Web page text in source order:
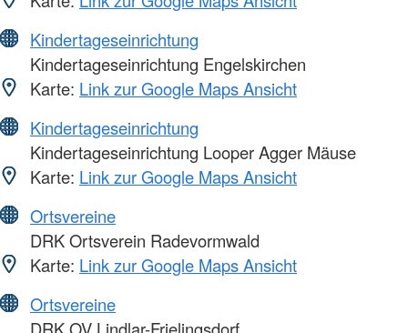
Kindertageseinrichtung
Kindertageseinrichtung Engelskirchen
Karte: Link zur Google Maps Ansicht
Kindertageseinrichtung
Kindertageseinrichtung Looper Agger Mäuse
Karte: Link zur Google Maps Ansicht
Ortsvereine
DRK Ortsverein Radevormwald
Karte: Link zur Google Maps Ansicht
Ortsvereine